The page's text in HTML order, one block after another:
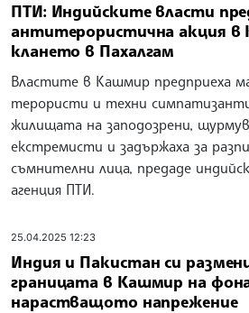
ПТИ: Индийските власти
антитерористична акция в
клането в Пахалгам
Властите в Кашмир предприеха
терористи и техни
жилищата на заподозрени,
екстремисти и задържаха за
съмнителни лица, предаде
агенция ПТИ.
25.04.2025 12:23
Индия и Пакистан си
границата в Кашмир на
нарастващото напрежение